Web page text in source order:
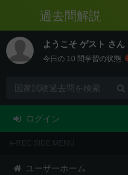
e-REC
ようこそ ゲスト さん
今日の 10 問学習の状態
ログイン
e-REC SIDE MENU
ユーザーホーム